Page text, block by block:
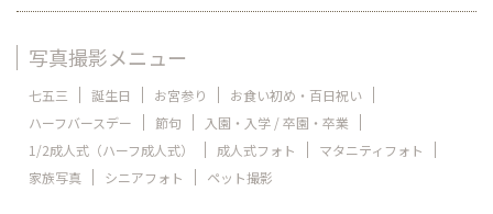
写真撮影メニュー
七五三 誕生日 お宮参り
お食い初め・百日祝い
ハーフバースデー
節句
入園・入学 / 卒園・卒業
1/2成人式（ハーフ成人式）
成人式フォト
マタニティフォト
家族写真
シニアフォト ペット撮影